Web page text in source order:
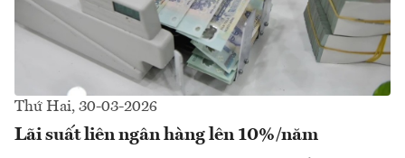
Thứ Hai, 30-03-2026
Lãi suất liên ngân hàng lên 10%/năm